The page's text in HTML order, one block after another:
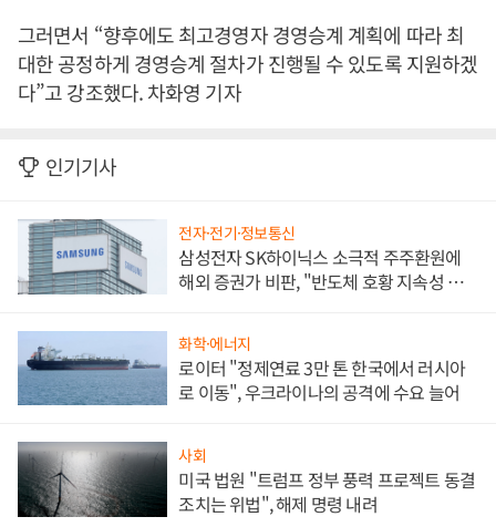
그러면서 “향후에도 최고경영자 경영승계 계획에 따라 최
대한 공정하게 경영승계 절차가 진행될 수 있도록 지원하겠
다”고 강조했다. 차화영 기자
인기기사
전자·전기·정보통신
삼성전자 SK하이닉스 소극적 주주환원에
해외 증권가 비판, "반도체 호황 지속성 의
화학·에너지
로이터 "정제연료 3만 톤 한국에서 러시아
로 이동", 우크라이나의 공격에 수요 늘어
사회
미국 법원 "트럼프 정부 풍력 프로젝트 동결
조치는 위법", 해제 명령 내려